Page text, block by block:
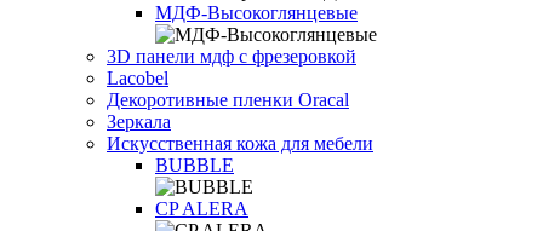
МДФ-Высокоглянцевые
3D панели мдф с фрезеровкой
Lacobel
Декоротивные пленки Oracal
Зеркала
Искусственная кожа для мебели
BUBBLE
CP ALERA